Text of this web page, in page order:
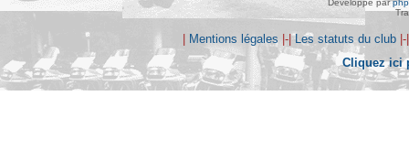
| Mentions légales |-|Les statuts du club
Cliquez ici